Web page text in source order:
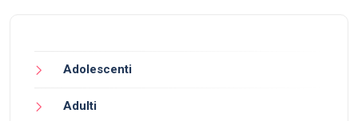
Adolescenti
Adulti